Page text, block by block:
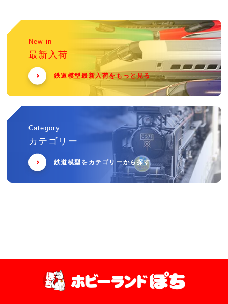
New in
最新入荷
鉄道模型最新入荷をもっと見る
Category
カテゴリー
鉄道模型をカテゴリーから探す